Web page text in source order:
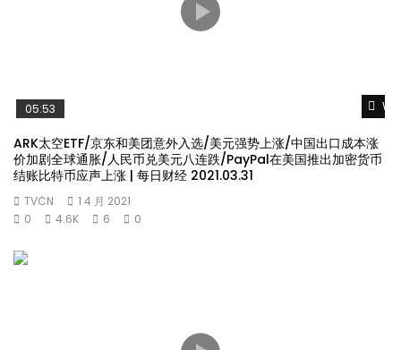
05:53
ARK太空ETF/京东和美团意外入选/美元强势上涨/中国出口成本涨
价加剧全球通胀/人民币兑美元八连跌/PayPal在美国推出加密货币
结账比特币应声上涨 | 每日财经 2021.03.31
TVCN
1 4 月 2021
0
4.6K 6 0